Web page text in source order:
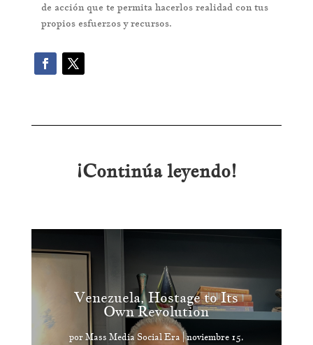
de acción que te permita hacerlos realidad con tus
propios esfuerzos y recursos.
¡Continúa leyendo!
Venezuela, Hostage to Its
Own Revolution
porMass Media Social Era|noviembre 15,